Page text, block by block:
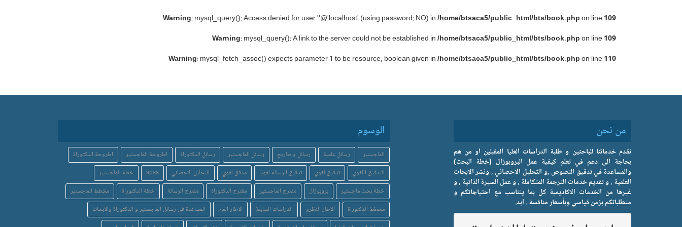
Warning: mysql_query(): Access denied for user ''@'localhost' (using password: NO) in/home/btsaca5/public_html/bts/book.phpon line109
Warning: mysql_query(): A link to the server could not be established in/home/btsaca5/public_html/bts/book.phpon line109
Warning: mysql_fetch_assoc() expects parameter 1 to be resource, boolean given in/home/btsaca5/public_html/bts/book.phpon line110
من نحن
نقدم خدماتنا للباحثين و طلبة الدراسات العليا المقبلين او من هم
بحاجة الى دعم في تعلم كيفية عمل البروبوزال (خطة البحث)
والمساعدة في تدقيق النصوص ,و التحليل الاحصائي , ونشر الابحاث
العلمية , و تقديم خدمات الترجمة المتكاملة , و عمل السيرة الذاتية , و
غيرها من الخدمات الاكاديمية كل بما يتناسب مع احتياجاتكم و
متطلباتكم بزمن قياسي وبأسعار منافسة . ابد.
الوسوم
الماجستير رسائل علمية رسائل واطاريح رسائل الماجستير رسائل الدكتوراة اطروحة الماجستير
اطروحة الدكتوراة
التدقيق اللغوي
تدقيق لغوي تدقيق الرسالة لغويا مدقق لغوي التحليل الاحصائي spss
خطة الماجستير
خطة بحث ماجستير
بروبوزال مقترح الماجستير مقترح الدكتوراة مقترح الرسالة خطة الدكتوراة
مخطط الماجستير
مخطط الدكتوراة
الاطار النظري الدراسات السابقة الاطار العام
المساعدة في رسائل الماجستير و الدكتوراة والابحاث